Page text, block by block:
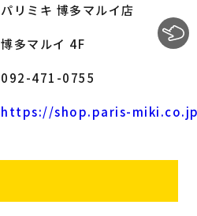
パリミキ 博多マルイ店
博多マルイ 4F
092-471-0755
https://shop.paris-